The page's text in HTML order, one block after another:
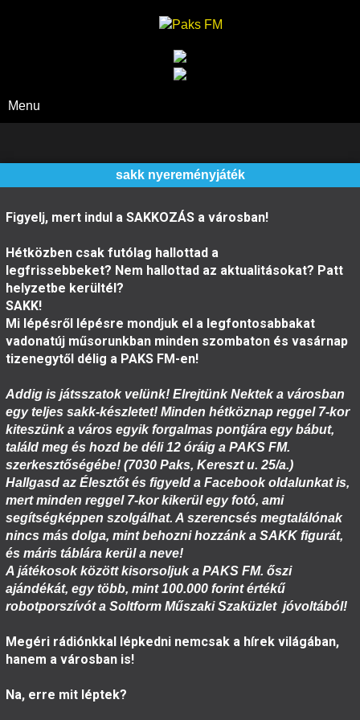
Menu
sakk nyereményjáték
Figyelj, mert indul a SAKKOZÁS a városban!
Hétközben csak futólag hallottad a
legfrissebbeket? Nem hallottad az aktualitásokat? Patt
helyzetbe kerültél?
SAKK!
Mi lépésről lépésre mondjuk el a legfontosabbakat
vadonatúj műsorunkban minden szombaton és vasárnap
tizenegytől délig a PAKS FM-en!
Addig is játsszatok velünk! Elrejtünk Nektek a városban
egy teljes sakk-készletet! Minden hétköznap reggel 7-kor
kiteszünk a város egyik forgalmas pontjára egy bábut,
találd meg és hozd be déli 12 óráig a PAKS FM.
szerkesztőségébe! (7030 Paks, Kereszt u. 25/a.)
Hallgasd az Élesztőt és figyeld a Facebook oldalunkat is,
mert minden reggel 7-kor kikerül egy fotó, ami
segítségképpen szolgálhat. A szerencsés megtalálónak
nincs más dolga, mint behozni hozzánk a SAKK figurát,
és máris táblára kerül a neve!
A játékosok között kisorsoljuk a PAKS FM. őszi
ajándékát, egy több, mint 100.000 forint értékű
robotporszívót a Soltform Műszaki Szaküzlet jóvoltából!
Megéri rádiónkkal lépkedni nemcsak a hírek világában,
hanem a városban is!
Na, erre mit léptek?